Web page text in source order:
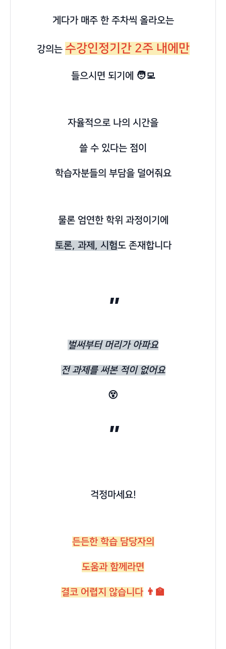
게다가 매주 한 주차씩 올라오는
강의는 수강인정기간 2주 내에만
들으시면 되기에 🧑‍💻
자율적으로 나의 시간을
쓸 수 있다는 점이
학습자분들의 부담을 덜어줘요
물론 엄연한 학위 과정이기에
토론, 과제, 시험도 존재합니다
"
벌써부터 머리가 아파요
전 과제를 써본 적이 없어요
😵
"
걱정마세요!
든든한 학습 담당자의
도움과 함께라면
결코 어렵지 않습니다 👨‍🏫